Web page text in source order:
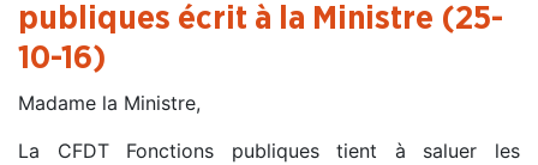
publiques écrit à la Ministre (25-
10-16)
Madame la Ministre,
La CFDT Fonctions publiques tient à saluer les